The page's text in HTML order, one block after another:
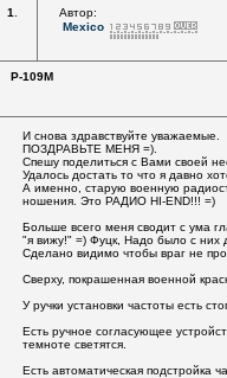
1
Автор:
Mexico
Р-109М
И снова здравствуйте уважаемые.
ПОЗДРАВЬТЕ МЕНЯ =).
Спешу поделиться с Вами своей
Удалось достать то что я давно
А именно, старую военную
ношения. Это РАДИО HI-END!!! =)
Больше всего меня сводит с ума
"я вижу!" =) Фуцк, Надо было с них
Сделано видимо чтобы враг не
Сверху, покрашенная военной
У ручки установки частоты есть
Есть ручное согласующее
темноте светятся.
Есть автоматическая подстройка